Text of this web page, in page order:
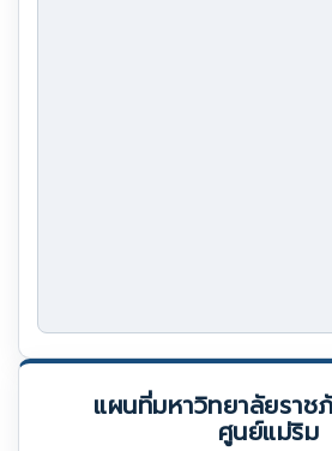
แผนที่มหาวิทยาลัยราช
ศูนย์แม่ริม